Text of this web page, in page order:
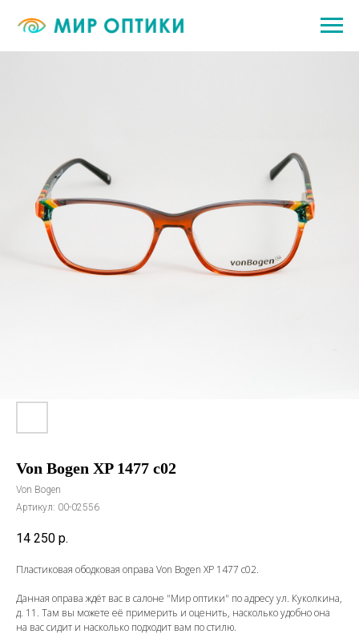
Von Bogen XP 1477 c02
Von Bogen
Артикул: 00-02556
14 250 р.
Пластиковая ободковая оправа Von Bogen XP 1477 c02.
Данная оправа ждёт вас в салоне "Мир оптики" по адресу ул. Куколкина,
д. 11. Там вы можете её примерить и оценить, насколько удобно она
на вас сидит и насколько подходит вам по стилю.